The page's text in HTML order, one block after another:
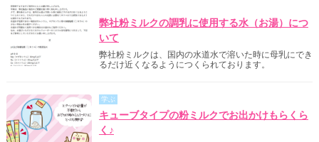
弊社粉ミルクの調乳に使用する水（お湯）につ
いて
弊社粉ミルクは、国内の水道水で溶いた時に母乳にでき
るだけ近くなるようにつくられております。
学ぶ
キューブタイプの粉ミルクでお出かけもらくら
く♪